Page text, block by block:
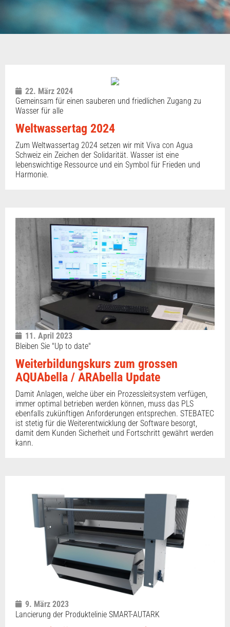
22. März 2024
Gemeinsam für einen sauberen und friedlichen Zugang zu
Wasser für alle
Weltwassertag 2024
Zum Weltwassertag 2024 setzen wir mit Viva con Agua
Schweiz ein Zeichen der Solidarität. Wasser ist eine
lebenswichtige Ressource und ein Symbol für Frieden und
Harmonie.
11. April 2023
Bleiben Sie "Up to date"
Weiterbildungskurs zum grossen
AQUAbella / ARAbella Update
Damit Anlagen, welche über ein Prozessleitsystem verfügen,
immer optimal betrieben werden können, muss das PLS
ebenfalls zukünftigen Anforderungen entsprechen. STEBATEC
ist stetig für die Weiterentwicklung der Software besorgt,
damit dem Kunden Sicherheit und Fortschritt gewährt werden
kann.
9. März 2023
Lancierung der Produktelinie SMART-AUTARK